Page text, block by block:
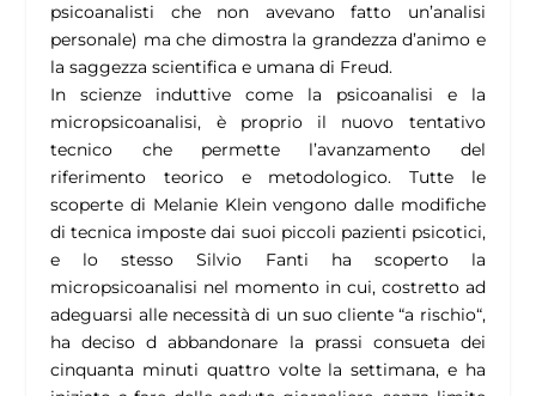
psicoanalisti che non avevano fatto un’analisi
personale) ma che dimostra la grandezza d’animo e
la saggezza scientifica e umana di Freud.
In scienze induttive come la psicoanalisi e la
micropsicoanalisi, è proprio il nuovo tentativo
tecnico che permette l’avanzamento del
riferimento teorico e metodologico. Tutte le
scoperte di Melanie Klein vengono dalle modifiche
di tecnica imposte dai suoi piccoli pazienti psicotici,
e lo stesso Silvio Fanti ha scoperto la
micropsicoanalisi nel momento in cui, costretto ad
adeguarsi alle necessità di un suo cliente “a rischio“,
ha deciso d abbandonare la prassi consueta dei
cinquanta minuti quattro volte la settimana, e ha